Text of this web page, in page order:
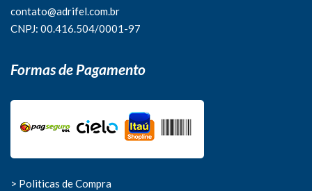
contato@adrifel.com.br
CNPJ: 00.416.504/0001-97
Formas de Pagamento
> Politicas de Compra